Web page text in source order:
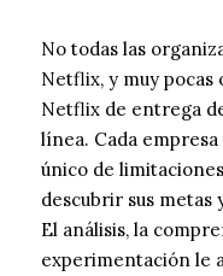
No todas las
Netflix, y muy
Netflix de entrega
línea. Cada
único de
descubrir sus metas
El análisis, la
experimentación le